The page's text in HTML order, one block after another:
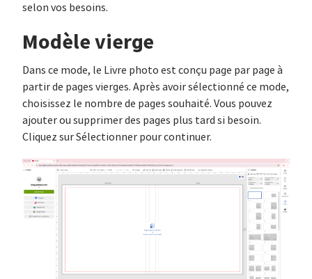
selon vos besoins.
Modèle vierge
Dans ce mode, le Livre photo est conçu page par page à
partir de pages vierges. Après avoir sélectionné ce mode,
choisissez le nombre de pages souhaité. Vous pouvez
ajouter ou supprimer des pages plus tard si besoin.
Cliquez sur Sélectionner pour continuer.